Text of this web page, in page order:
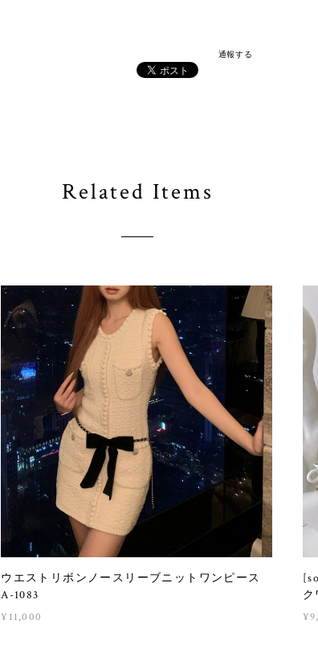
通報する
Related Items
ウエストリボンノースリーブニットワンピース
A-1083
¥11,000